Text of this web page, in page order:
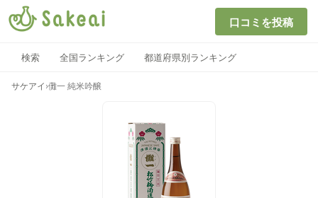
口コミを投稿
検索 全国ランキング 都道府県別ランキング
サケアイ ›儺一 純米吟醸